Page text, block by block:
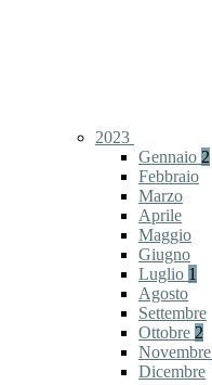
2023
Gennaio 2
Febbraio
Marzo
Aprile
Maggio
Giugno
Luglio 1
Agosto
Settembre
Ottobre 2
Novembre
Dicembre